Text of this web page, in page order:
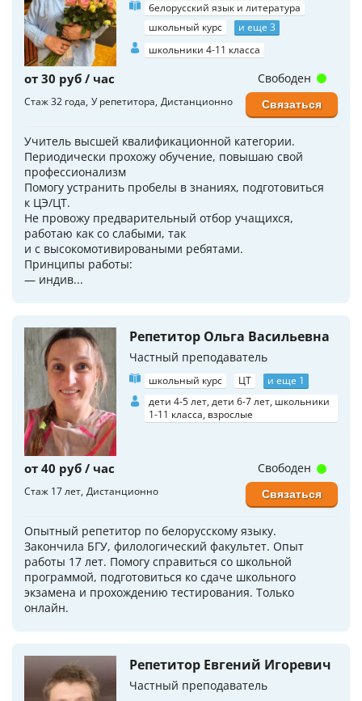
белорусский язык и литература
школьный курс
и еще 3
школьники 4-11 класса
от 30 руб / час
Стаж 32 года У репетитора Дистанционно
Учитель высшей квалификационной категории.
Периодически прохожу обучение, повышаю свой
профессионализм
Помогу устранить пробелы в знаниях, подготовиться
к ЦЭ/ЦТ.
Не провожу предварительный отбор учащихся,
работаю как со слабыми, так
и с высокомотивироваными ребятами.
Принципы работы:
— индив...
Свободен
Связаться
Репетитор Ольга Васильевна
Частный преподаватель
школьный курс ЦТ
и еще 1
дети 4-5 лет, дети 6-7 лет, школьники
1-11 класса, взрослые
от 40 руб / час
Стаж 17 лет Дистанционно
Опытный репетитор по белорусскому языку.
Закончила БГУ, филологический факультет. Опыт
работы 17 лет. Помогу справиться со школьной
программой, подготовиться ко сдаче школьного
экзамена и прохождению тестирования. Только
онлайн.
Свободен
Связаться
Репетитор Евгений Игоревич
Частный преподаватель